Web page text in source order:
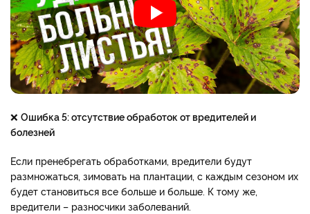
❌ Ошибка 5: отсутствие обработок от вредителей и
болезней
Если пренебрегать обработками, вредители будут
размножаться, зимовать на плантации, с каждым сезоном их
будет становиться все больше и больше. К тому же,
вредители – разносчики заболеваний.